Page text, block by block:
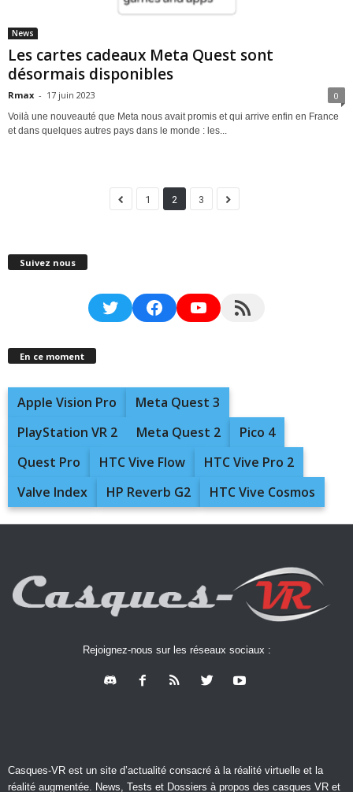
News
Les cartes cadeaux Meta Quest sont
désormais disponibles
Rmax - 17 juin 2023 0
Voilà une nouveauté que Meta nous avait promis et qui arrive enfin en France
et dans quelques autres pays dans le monde : les...
1 2 3
Suivez nous
TwitterFacebookYouTubeRSS Feed
En ce moment
Apple Vision Pro
Meta Quest 3
PlayStation VR 2
Meta Quest 2
Pico 4
Quest Pro
HTC Vive Flow
HTC Vive Pro 2
Valve Index
HP Reverb G2 HTC Vive Cosmos
Rejoignez-nous sur les réseaux sociaux :
Casques-VR est un site d’actualité consacré à la réalité virtuelle et la
réalité augmentée. News, Tests et Dossiers à propos des casques VR et